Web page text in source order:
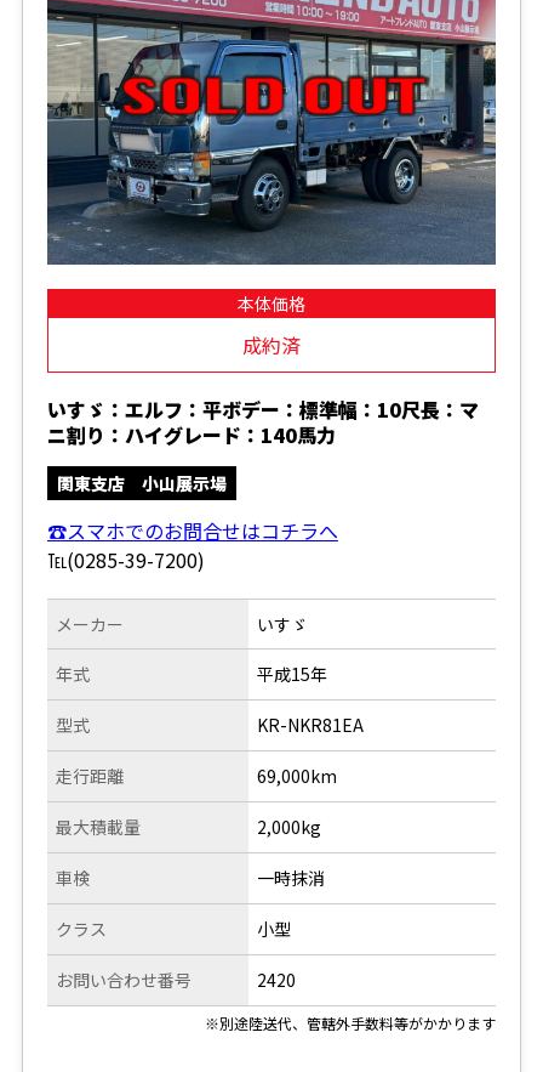
本体価格
成約済
いすゞ：エルフ：平ボデー：標準幅：10尺長：マ
ニ割り：ハイグレード：140馬力
関東支店 小山展示場
☎スマホでのお問合せはコチラへ
℡(0285-39-7200)
メーカー
年式
型式
走行距離
いすゞ
平成15年
KR-NKR81EA
69,000km
最大積載量
車検
クラス
お問い合わせ番号
2,000kg
一時抹消
小型
2420
※別途陸送代、管轄外手数料等がかかります